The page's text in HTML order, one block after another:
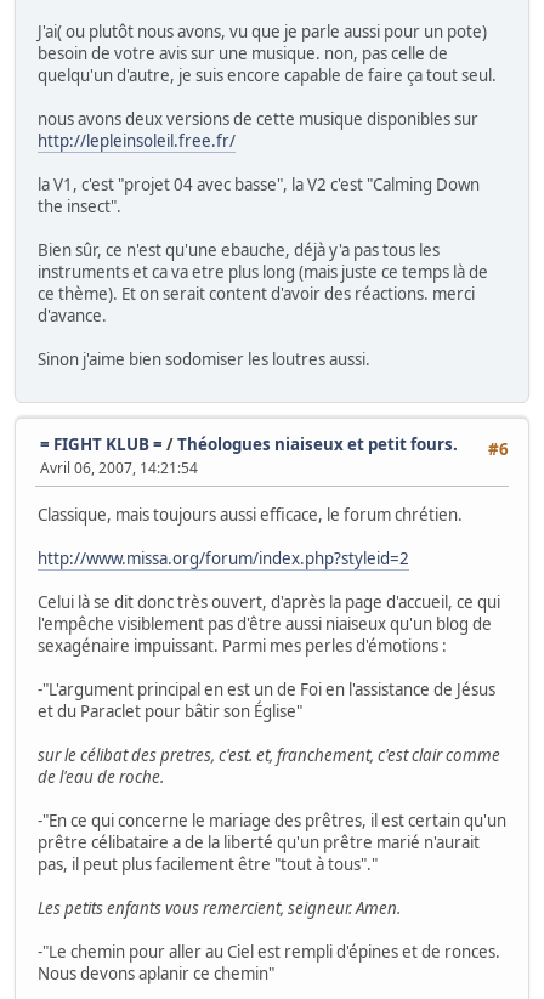
J'ai( ou plutôt nous avons, vu que je parle aussi pour un pote)
besoin de votre avis sur une musique. non, pas celle de
quelqu'un d'autre, je suis encore capable de faire ça tout seul.
nous avons deux versions de cette musique disponibles sur
http://lepleinsoleil.free.fr/
la V1, c'est "projet 04 avec basse", la V2 c'est "Calming Down
the insect".
Bien sûr, ce n'est qu'une ebauche, déjà y'a pas tous les
instruments et ca va etre plus long (mais juste ce temps là de
ce thème). Et on serait content d'avoir des réactions. merci
d'avance.
Sinon j'aime bien sodomiser les loutres aussi.
#6
= FIGHT KLUB = /Théologues niaiseux et petit fours.
Avril 06, 2007, 14:21:54
Classique, mais toujours aussi efficace, le forum chrétien.
http://www.missa.org/forum/index.php?styleid=2
Celui là se dit donc très ouvert, d'après la page d'accueil, ce qui
l'empêche visiblement pas d'être aussi niaiseux qu'un blog de
sexagénaire impuissant. Parmi mes perles d'émotions :
-"L'argument principal en est un de Foi en l'assistance de Jésus
et du Paraclet pour bâtir son Église"
sur le célibat des pretres, c'est. et, franchement, c'est clair comme
de l'eau de roche.
-"En ce qui concerne le mariage des prêtres, il est certain qu'un
prêtre célibataire a de la liberté qu'un prêtre marié n'aurait
pas, il peut plus facilement être "tout à tous"."
Les petits enfants vous remercient, seigneur. Amen.
-"Le chemin pour aller au Ciel est rempli d'épines et de ronces.
Nous devons aplanir ce chemin"